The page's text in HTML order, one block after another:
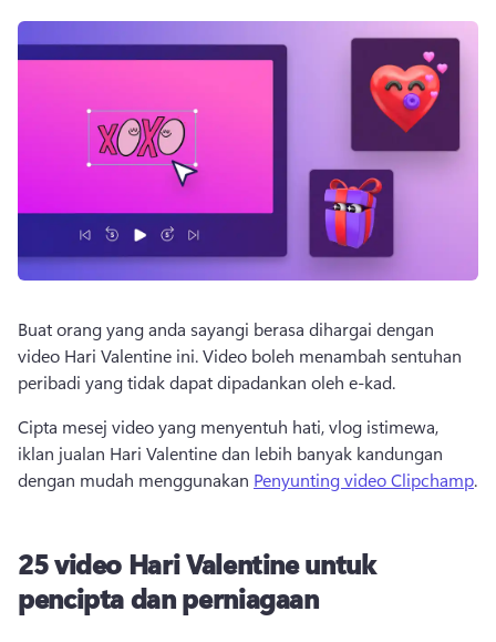
Buat orang yang anda sayangi berasa dihargai dengan
video Hari Valentine ini. Video boleh menambah sentuhan
peribadi yang tidak dapat dipadankan oleh e-kad.
Cipta mesej video yang menyentuh hati, vlog istimewa,
iklan jualan Hari Valentine dan lebih banyak kandungan
dengan mudah menggunakan Penyunting video Clipchamp
25 video Hari Valentine untuk
pencipta dan perniagaan